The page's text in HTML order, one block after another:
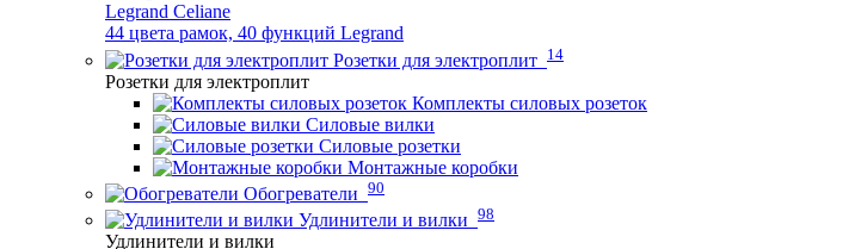
Legrand Celiane
44 цвета рамок, 40 функций Legrand
Розетки для электроплит 14
Розетки для электроплит
Комплекты силовых розеток
Силовые вилки
Силовые розетки
Монтажные коробки
Обогреватели 90
Удлинители и вилки 98
Удлинители и вилки